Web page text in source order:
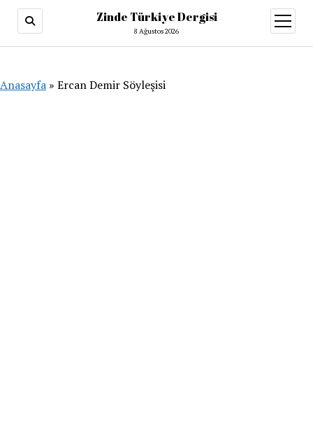
Zinde Türkiye Dergisi
8 Ağustos 2026
aç
Anasayfa » Ercan Demir Söyleşisi